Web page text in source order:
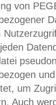
von
um
Auch